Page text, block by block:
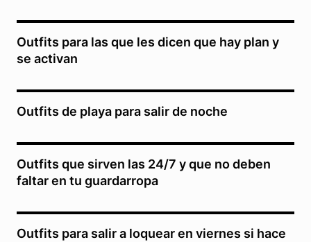
Outfits para las que les dicen que hay plan y
se activan
Outfits de playa para salir de noche
Outfits que sirven las 24/7 y que no deben
faltar en tu guardarropa
Outfits para salir a loquear en viernes si hace